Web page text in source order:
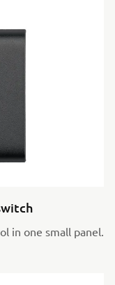
in one small panel.